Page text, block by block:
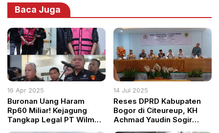
Baca Juga
16 Apr 2025
Buronan Uang Haram
Rp60 Miliar! Kejagung
Tangkap Legal PT Wilmar
14 Jul 2025
Reses DPRD Kabupaten
Bogor di Citeureup, KH
Achmad Yaudin Sogir